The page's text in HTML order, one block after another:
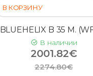
В КОРЗИНУ
BLUEHELIX B 35 M.
В наличии
2001.82€
2274.80€